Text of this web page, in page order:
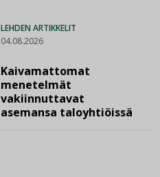
LEHDEN ARTIKKELIT
04.08.2026
Kaivamattomat
menetelmät
vakiinnuttavat
asemansa taloyhtiöissä